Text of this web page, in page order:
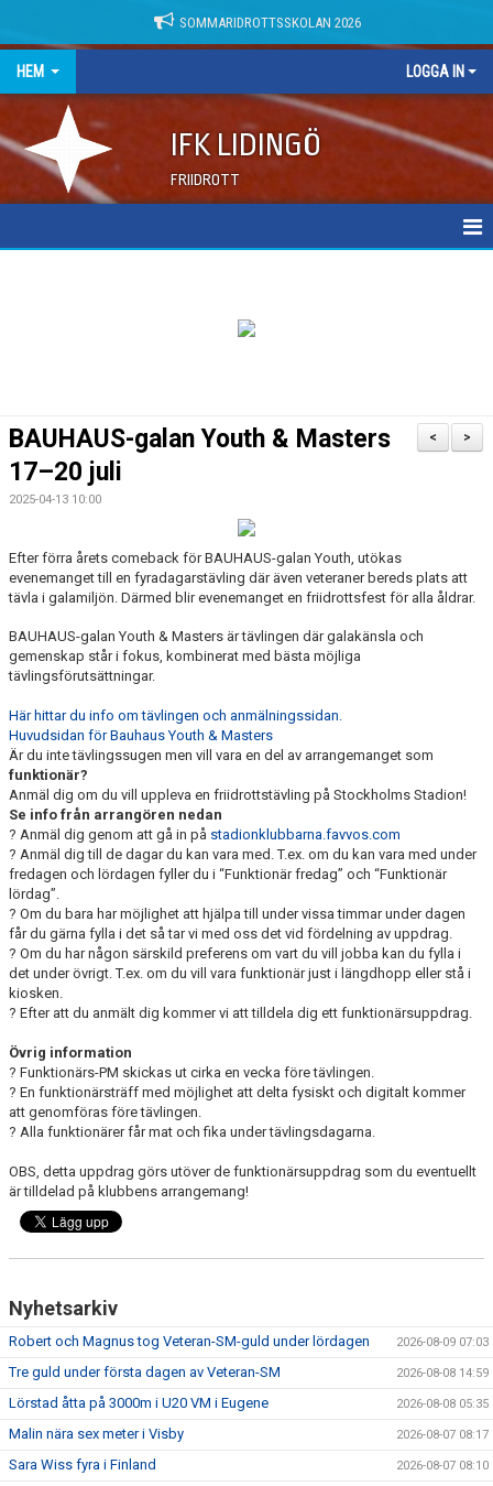
SOMMARIDROTTSSKOLAN 2026
HEM LOGGA IN
IFK LIDINGÖ
FRIIDROTT
>
<
BAUHAUS-galan Youth & Masters
17–20 juli
2025-04-13 10:00
Efter förra årets comeback för BAUHAUS-galan Youth, utökas
evenemanget till en fyradagarstävling där även veteraner bereds plats att
tävla i galamiljön. Därmed blir evenemanget en friidrottsfest för alla åldrar.
BAUHAUS-galan Youth & Masters är tävlingen där galakänsla och
gemenskap står i fokus, kombinerat med bästa möjliga
tävlingsförutsättningar.
Här hittar du info om tävlingen och anmälningssidan.
Huvudsidan för Bauhaus Youth & Masters
Är du inte tävlingssugen men vill vara en del av arrangemanget som
funktionär?
Anmäl dig om du vill uppleva en friidrottstävling på Stockholms Stadion!
Se info från arrangören nedan
? Anmäl dig genom att gå in på stadionklubbarna.favvos.com
? Anmäl dig till de dagar du kan vara med. T.ex. om du kan vara med under
fredagen och lördagen fyller du i “Funktionär fredag” och “Funktionär
lördag”.
? Om du bara har möjlighet att hjälpa till under vissa timmar under dagen
får du gärna fylla i det så tar vi med oss det vid fördelning av uppdrag.
? Om du har någon särskild preferens om vart du vill jobba kan du fylla i
det under övrigt. T.ex. om du vill vara funktionär just i längdhopp eller stå i
kiosken.
? Efter att du anmält dig kommer vi att tilldela dig ett funktionärsuppdrag.
Övrig information
? Funktionärs-PM skickas ut cirka en vecka före tävlingen.
? En funktionärsträff med möjlighet att delta fysiskt och digitalt kommer
att genomföras före tävlingen.
? Alla funktionärer får mat och fika under tävlingsdagarna.
OBS, detta uppdrag görs utöver de funktionärsuppdrag som du eventuellt
är tilldelad på klubbens arrangemang!
Nyhetsarkiv
Robert och Magnus tog Veteran-SM-guld under lördagen 2026-08-09 07:03
Tre guld under första dagen av Veteran-SM 2026-08-08 14:59
Lörstad åtta på 3000m i U20 VM i Eugene 2026-08-08 05:35
Malin nära sex meter i Visby 2026-08-07 08:17
Sara Wiss fyra i Finland 2026-08-07 08:10